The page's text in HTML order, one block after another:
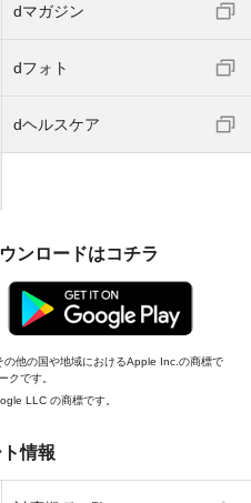
dマガジン
dフォト
dヘルスケア
ンロードはコチラ
他の国や地域におけるApple Inc.の商標で
クです。
LLC の商標です。
情報